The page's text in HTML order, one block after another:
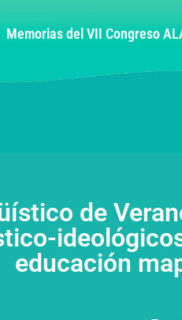
Memorias del VII Congreso
de
educación